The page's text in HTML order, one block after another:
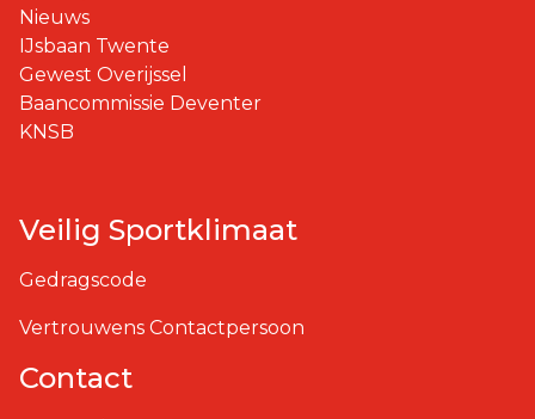
Nieuws
IJsbaan Twente
Gewest Overijssel
Baancommissie Deventer
KNSB
Veilig Sportklimaat
Gedragscode
Vertrouwens Contactpersoon
Contact